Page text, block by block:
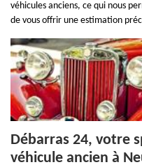
véhicules anciens, ce qui nous
de vous offrir une estimation
Débarras 24, votre
véhicule ancien à